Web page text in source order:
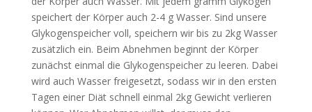
speichert der Körper auch 2-4 g Wasser. Sind unsere
Glykogenspeicher voll, speichern wir bis zu 2kg Wasser
zusätzlich ein. Beim Abnehmen beginnt der Körper
zunächst einmal die Glykogenspeicher zu leeren. Dabei
wird auch Wasser freigesetzt, sodass wir in den ersten
Tagen einer Diät schnell einmal 2kg Gewicht verlieren